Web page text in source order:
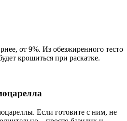
от 9%. Из обезжиренного тесто
крошиться при раскатке.
Если готовите с ним, не